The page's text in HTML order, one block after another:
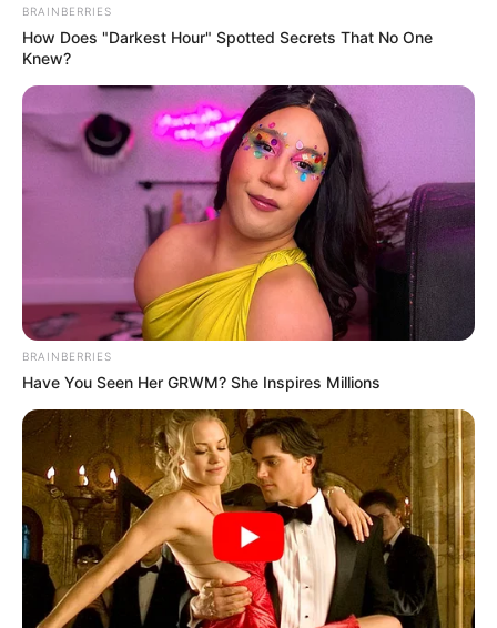
To Steamy To Stream? Not For The Bridgertons! 9
Must-See Scenes
Why this ordinary drink is the secret to feeling
your best every day
CTA FAVORITE
BRAINBERRIES
How Does "Darkest Hour" Spotted Secrets That No One
Knew?
BRAINBERRIES
Have You Seen Her GRWM? She Inspires Millions